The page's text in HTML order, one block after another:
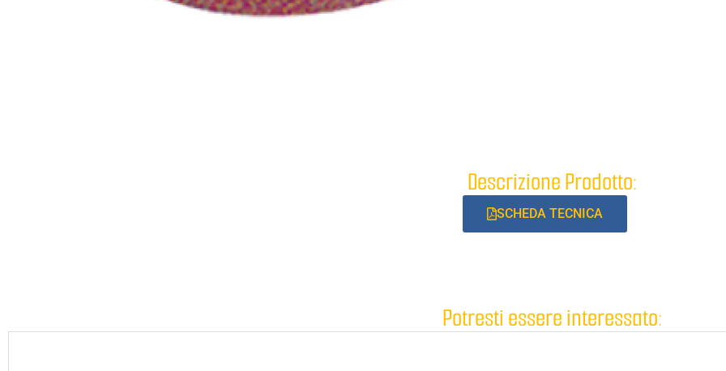
Descrizione Prodotto:
SCHEDA TECNICA
Potresti essere interessato: